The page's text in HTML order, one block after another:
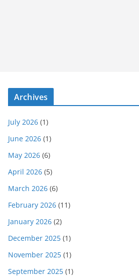
Archives
July 2026 (1)
June 2026 (1)
May 2026 (6)
April 2026 (5)
March 2026 (6)
February 2026 (11)
January 2026 (2)
December 2025 (1)
November 2025 (1)
September 2025 (1)